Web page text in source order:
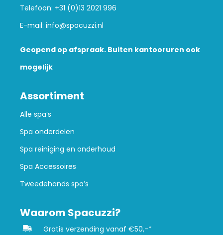
Telefoon: +31 (0)13 2021 996
E-mail: info@spacuzzi.nl
Geopend op afspraak. Buiten kantooruren ook
mogelijk
Assortiment
Alle spa’s
Spa onderdelen
Spa reiniging en onderhoud
Spa Accessoires
Tweedehands spa’s
Waarom Spacuzzi?
Gratis verzending vanaf €50,-*